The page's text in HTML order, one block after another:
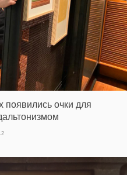
появились очки для